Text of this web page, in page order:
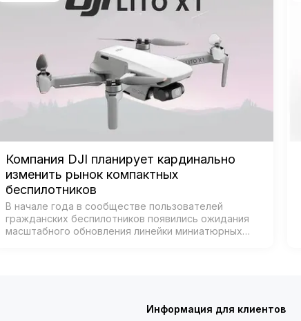
Компания DJI планирует кардинально
изменить рынок компактных
беспилотников
В начале года в сообществе пользователей
гражданских беспилотников появились ожидания
масштабного обновления линейки миниатюрных
Информация для клиентов